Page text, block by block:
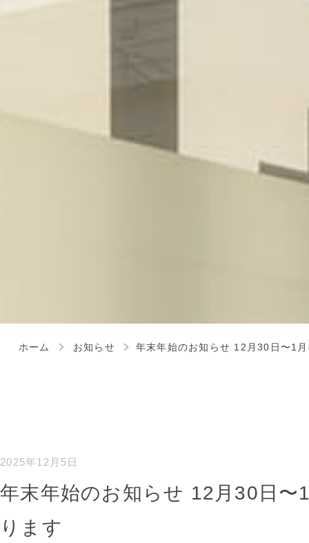
ホーム お知らせ 年末年始のお知らせ 12月30日〜1
2025年12月5日
年末年始のお知らせ 12月30日〜
ります